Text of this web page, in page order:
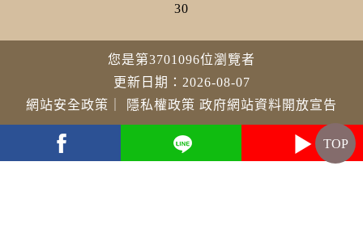
30
您是第3701096位瀏覽者
更新日期：2026-08-07
網站安全政策
隱私權政策 政府網站資料開放宣告
TOP